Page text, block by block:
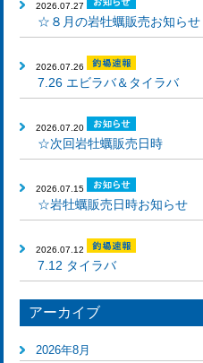
2026.07.27
☆８月の岩牡蠣販売お知らせ
2026.07.26
7.26 エビラバ＆タイラバ
2026.07.20
☆次回岩牡蠣販売日時
2026.07.15
☆岩牡蠣販売日時お知らせ
2026.07.12
7.12 タイラバ
アーカイブ
2026年8月